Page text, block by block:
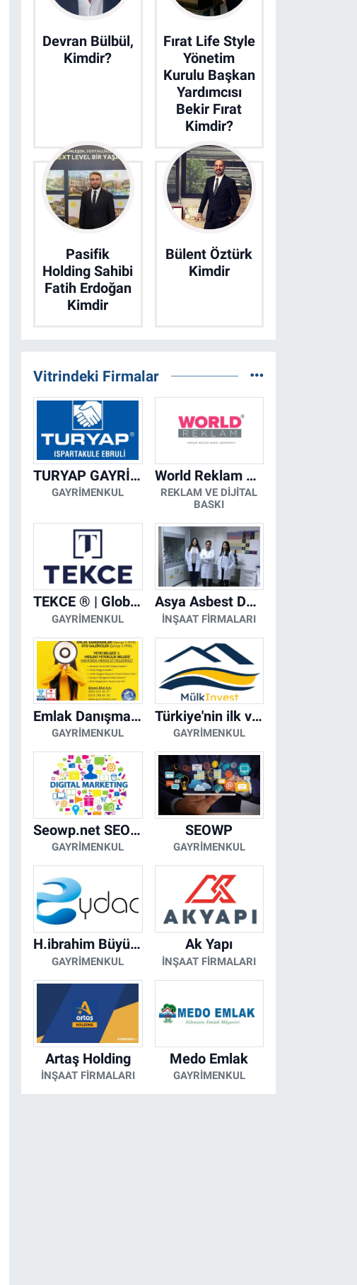
Devran Bülbül,
Kimdir?
Fırat Life Style
Yönetim
Kurulu Başkan
Yardımcısı
Bekir Fırat
Kimdir?
Pasifik
Holding Sahibi
Fatih Erdoğan
Kimdir
Bülent Öztürk
Kimdir
Vitrindeki Firmalar
TURYAP GAYRİMENKUL DANIŞMANLIK HİZMETLERİ
GAYRIMENKUL
World Reklam Copy Center
REKLAM VE DIJITAL
BASKI
TEKCE ® | Global Gayrimenkul Şirketi
GAYRIMENKUL
Asya Asbest Danışmanlık - Asbest Söküm ve Asbest Raporu
İNŞAAT FIRMALARI
Emlak Danışmanı Seviye 5 Mesleki Yeterlilik Belgesi
GAYRIMENKUL
Türkiye'nin ilk ve tek yapay zeka destekli arsa ilan platformu
GAYRIMENKUL
Seowp.net SEO Hizmetleri
GAYRIMENKUL
SEOWP
GAYRIMENKUL
H.ibrahim Büyükacar
GAYRIMENKUL
Ak Yapı
İNŞAAT FIRMALARI
Artaş Holding
İNŞAAT FIRMALARI
Medo Emlak
GAYRIMENKUL